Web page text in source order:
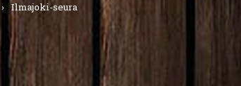
Ilmajoki-seura